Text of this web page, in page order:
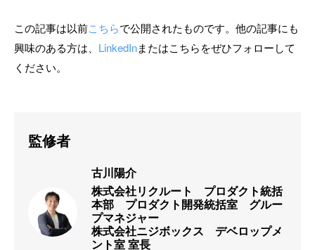
この記事は以前こちらで公開されたものです。他の記事にも
興味のある方は、 LinkedInまたはこちらをぜひフォローして
ください。
監修者
古川陽介
株式会社リクルート　プロダクト統括
本部　プロダクト開発統括室　グルー
プマネジャー
株式会社ニジボックス　デベロップメ
ント室 室長